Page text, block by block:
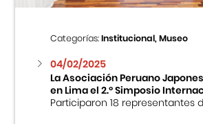
Categorías:Institucional, Museo
04/02/2025
La Asociación Peruano
en Lima el 2.º Simposio
Participaron 18 representantes